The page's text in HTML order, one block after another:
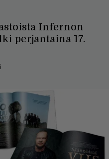
Infernon
perjantaina 17.